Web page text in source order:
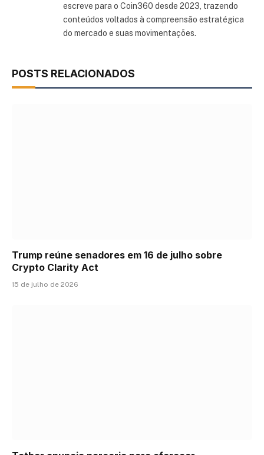
escreve para o Coin360 desde 2023, trazendo
conteúdos voltados à compreensão estratégica
do mercado e suas movimentações.
POSTS RELACIONADOS
Trump reúne senadores em 16 de julho sobre
Crypto Clarity Act
15 de julho de 2026